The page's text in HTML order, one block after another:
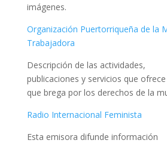
imágenes.
Organización Puertorriqueña de la
Trabajadora
Descripción de las actividades,
publicaciones y servicios que
que brega por los derechos de la
Radio Internacional Feminista
Esta emisora difunde información